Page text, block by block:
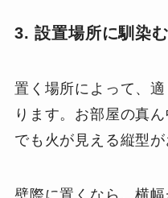
3. 設置場所に馴染
置く場所によって、
ります。お部屋の真
でも火が見える縦型が
壁際に置くなら、横